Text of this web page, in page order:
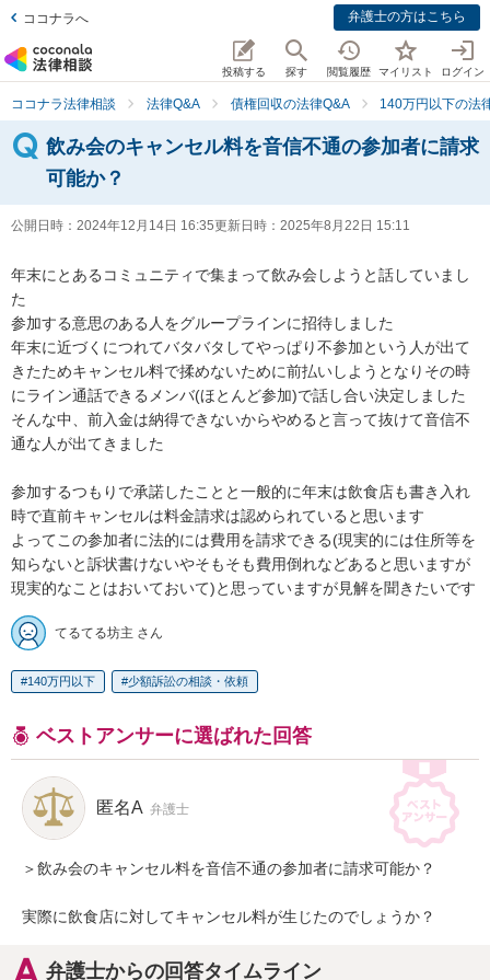
ココナラへ 弁護士の方はこちら
投稿する 探す 閲覧履歴 マイリスト ログイン
ココナラ法律相談 法律Q&A 債権回収の法律Q&A 140万円以下の法
飲み会のキャンセル料を音信不通の参加者に請求
可能か？
公開日時： 2024年12月14日 16:35更新日時： 2025年8月22日 15:11
年末にとあるコミュニティで集まって飲み会しようと話していまし
た
参加する意思のある人をグループラインに招待しました
年末に近づくにつれてバタバタしてやっぱり不参加という人が出て
きたためキャンセル料で揉めないために前払いしようとなりその時
にライン通話できるメンバ(ほとんど参加)で話し合い決定しました
そんな中、前入金は納得できないからやめると言って抜けて音信不
通な人が出てきました
参加するつもりで承諾したことと一般的に年末は飲食店も書き入れ
時で直前キャンセルは料金請求は認められていると思います
よってこの参加者に法的には費用を請求できる(現実的には住所等を
知らないと訴状書けないやそもそも費用倒れなどあると思いますが
現実的なことはおいておいて)と思っていますが見解を聞きたいです
てるてる坊主 さん
140万円以下 少額訴訟の相談・依頼
ベストアンサーに選ばれた回答
匿名A 弁護士
＞飲み会のキャンセル料を音信不通の参加者に請求可能か？
実際に飲食店に対してキャンセル料が生じたのでしょうか？
弁護士からの回答タイムライン